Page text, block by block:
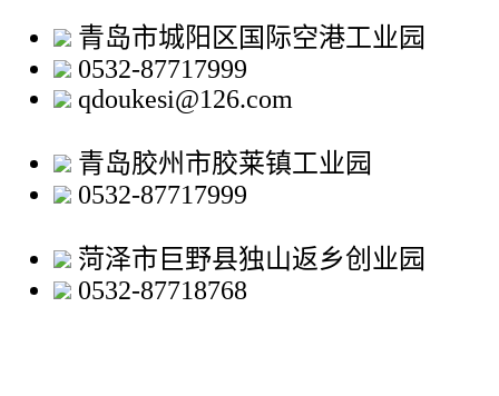
青岛市城阳区国际空港工业园
0532-87717999
qdoukesi@126.com
青岛胶州市胶莱镇工业园
0532-87717999
菏泽市巨野县独山返乡创业园
0532-87718768